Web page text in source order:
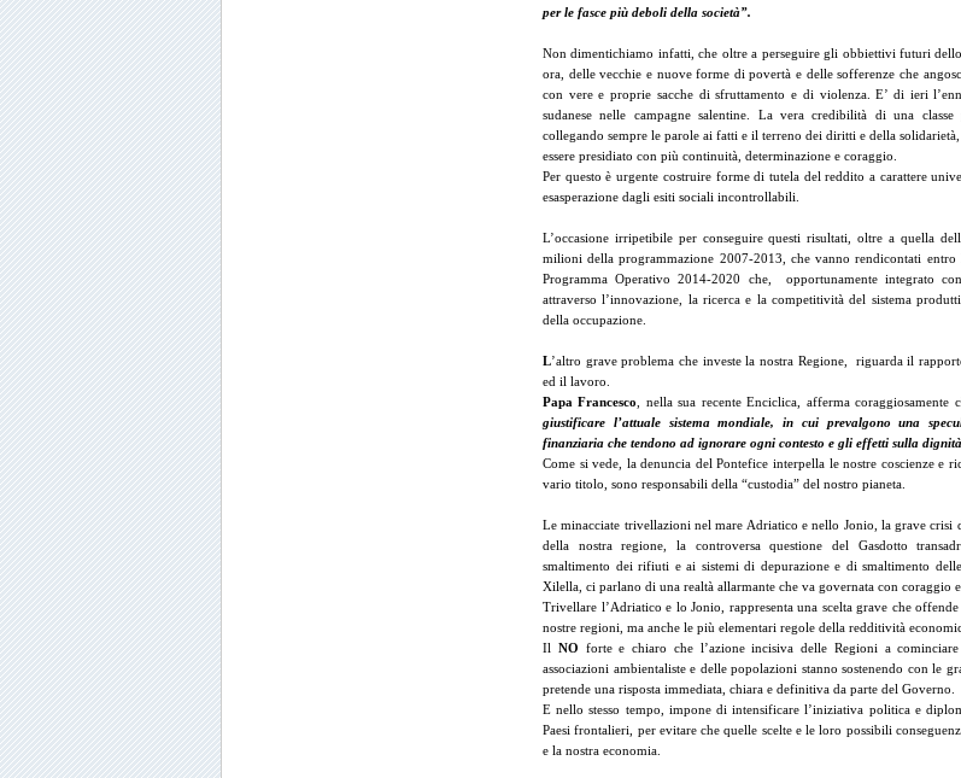
per le fasce più deboli della società”.
Non dimentichiamo infatti, che oltre a perseguire gli obbiettivi futuri
ora, delle vecchie e nuove forme di povertà e delle sofferenze che
con vere e proprie sacche di sfruttamento e di violenza. E’ di ieri
sudanese nelle campagne salentine. La vera credibilità di una
collegando sempre le parole ai fatti e il terreno dei diritti e della
essere presidiato con più continuità, determinazione e coraggio.
Per questo è urgente costruire forme di tutela del reddito a carattere
esasperazione dagli esiti sociali incontrollabili.
L’occasione irripetibile per conseguire questi risultati, oltre a quella
milioni della programmazione 2007-2013, che vanno rendicontati entro
Programma Operativo 2014-2020 che, opportunamente integrato
attraverso l’innovazione, la ricerca e la competitività del sistema
della occupazione.
L’altro grave problema che investe la nostra Regione, riguarda il
ed il lavoro.
Papa Francesco
, nella sua recente Enciclica, afferma coraggiosamente
giustificare l’attuale sistema mondiale, in cui prevalgono una
finanziaria che tendono ad ignorare ogni contesto e gli effetti sulla
Come si vede, la denuncia del Pontefice interpella le nostre coscienze e
vario titolo, sono responsabili della “custodia” del nostro pianeta.
Le minacciate trivellazioni nel mare Adriatico e nello Jonio, la grave crisi
della nostra regione, la controversa questione del Gasdotto
smaltimento dei rifiuti e ai sistemi di depurazione e di smaltimento
Xilella, ci parlano di una realtà allarmante che va governata con coraggio e
Trivellare l’Adriatico e lo Jonio, rappresenta una scelta grave che
nostre regioni, ma anche le più elementari regole della redditività
Il NO forte e chiaro che l’azione incisiva delle Regioni a
associazioni ambientaliste e delle popolazioni stanno sostenendo con le
pretende una risposta immediata, chiara e definitiva da parte del Governo.
E nello stesso tempo, impone di intensificare l’iniziativa politica e
Paesi frontalieri, per evitare che quelle scelte e le loro possibili
e la nostra economia.